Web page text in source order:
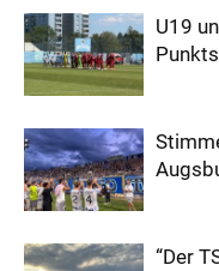
U19
“Der